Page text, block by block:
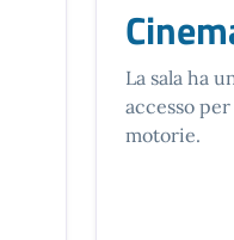
La sala ha
accesso
motorie.